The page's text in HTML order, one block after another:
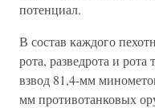
потенциал.
В состав каждого
рота, разведрота и
взвод 81,4-мм
мм противотанковых